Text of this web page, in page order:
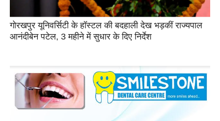
गोरखपुर यूनिवर्सिटी के हॉस्टल की बदहाली देख भड़कीं राज्यपाल
आनंदीबेन पटेल, 3 महीने में सुधार के दिए निर्देश